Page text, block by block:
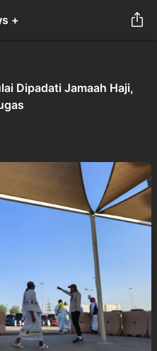
+
Dipadati Jamaah Haji,